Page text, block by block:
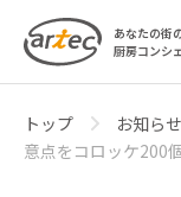
あなたの街
厨房コンシ
トップ お知らせ
意点をコロッケ200